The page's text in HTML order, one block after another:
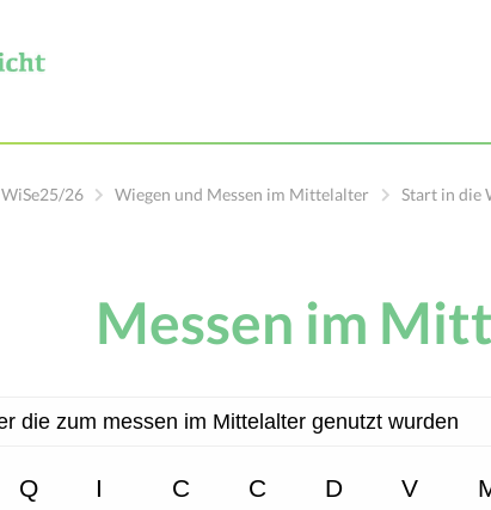
26 Wiegen und Messen im Mittelalter
Start in die
Messen im